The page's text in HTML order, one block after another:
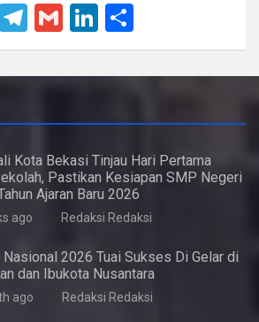
W T
el
e
a
m
G
m
ail
Li
n
ke
n
h
ar
Kota Bekasi Tinjau Hari Pertama
Pastikan Kesiapan SMP Negeri
Ajaran Baru 2026
ago Redaksi Redaksi
Nasional 2026 Tuai Sukses Di Gelar di
dan Ibukota Nusantara
ago Redaksi Redaksi